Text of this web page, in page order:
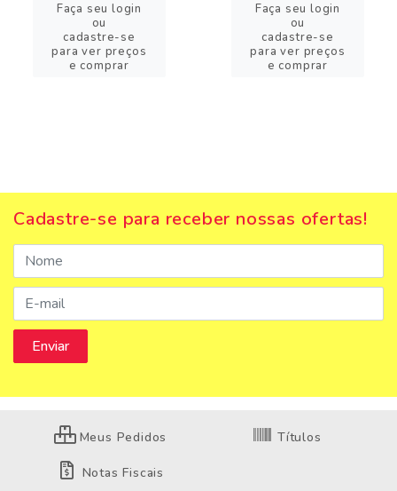
Faça seu login
ou
cadastre-se
para ver preços
e comprar
Faça seu login
ou
cadastre-se
para ver preços
e comprar
Cadastre-se para receber nossas ofertas!
Meus Pedidos Títulos
Notas Fiscais